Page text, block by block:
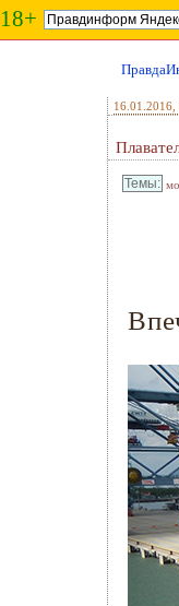
18+
16.01.2016